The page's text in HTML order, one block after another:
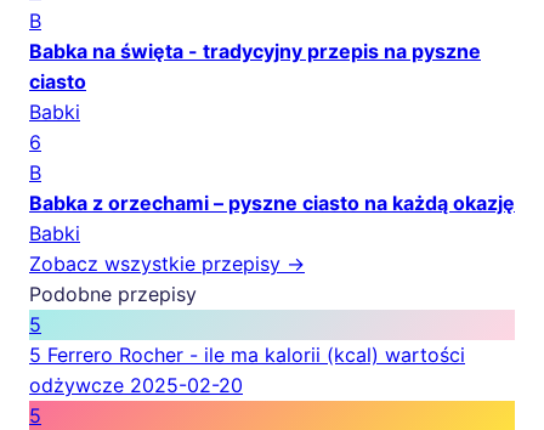
B
Babka na święta - tradycyjny przepis na pyszne
ciasto
Babki
6
B
Babka z orzechami – pyszne ciasto na każdą okazję
Babki
Zobacz wszystkie przepisy →
Podobne przepisy
5
5 Ferrero Rocher - ile ma kalorii (kcal) wartości
odżywcze 2025-02-20
5